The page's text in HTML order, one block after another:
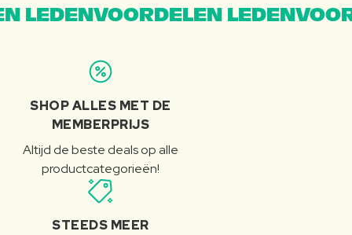
LEDENVOORDELEN
SHOP ALLES MET DE
MEMBERPRIJS
Altijd de beste deals op alle
productcategorieën!
STEEDS MEER